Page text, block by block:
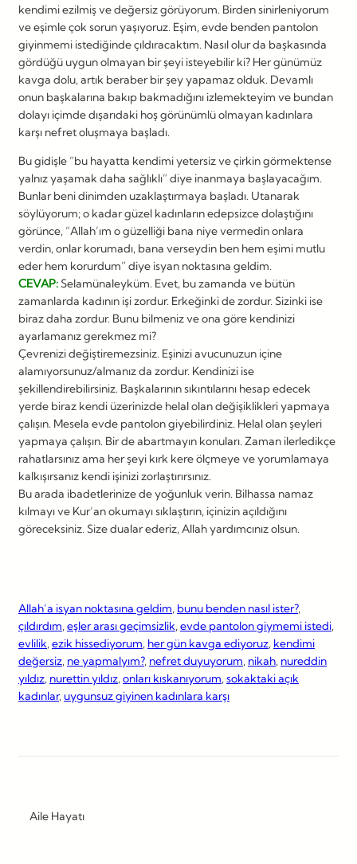
kendimi ezilmiş ve değersiz görüyorum. Birden sinirleniyorum
ve eşimle çok sorun yaşıyoruz. Eşim, evde benden pantolon
giyinmemi istediğinde çıldıracaktım. Nasıl olur da başkasında
gördüğü uygun olmayan bir şeyi isteyebilir ki? Her günümüz
kavga dolu, artık beraber bir şey yapamaz olduk. Devamlı
onun başkalarına bakıp bakmadığını izlemekteyim ve bundan
dolayı içimde dışarıdaki hoş görünümlü olmayan kadınlara
karşı nefret oluşmaya başladı.
Bu gidişle “bu hayatta kendimi yetersiz ve çirkin görmektense
yalnız yaşamak daha sağlıklı” diye inanmaya başlayacağım.
Bunlar beni dinimden uzaklaştırmaya başladı. Utanarak
söylüyorum; o kadar güzel kadınların edepsizce dolaştığını
görünce, “Allah’ım o güzelliği bana niye vermedin onlara
verdin, onlar korumadı, bana verseydin ben hem eşimi mutlu
eder hem korurdum” diye isyan noktasına geldim.
CEVAP:Selamünaleyküm. Evet, bu zamanda ve bütün
zamanlarda kadının işi zordur. Erkeğinki de zordur. Sizinki ise
biraz daha zordur. Bunu bilmeniz ve ona göre kendinizi
ayarlamanız gerekmez mi?
Çevrenizi değiştiremezsiniz. Eşinizi avucunuzun içine
alamıyorsunuz/almanız da zordur. Kendinizi ise
şekillendirebilirsiniz. Başkalarının sıkıntılarını hesap edecek
yerde biraz kendi üzerinizde helal olan değişiklikleri yapmaya
çalışın. Mesela evde pantolon giyebilirdiniz. Helal olan şeyleri
yapmaya çalışın. Bir de abartmayın konuları. Zaman ilerledikçe
rahatlarsınız ama her şeyi kırk kere ölçmeye ve yorumlamaya
kalkışırsanız kendi işinizi zorlaştırırsınız.
Bu arada ibadetlerinize de yoğunluk verin. Bilhassa namaz
kılmayı ve Kur’an okumayı sıklaştırın, içinizin açıldığını
göreceksiniz. Size dualar ederiz, Allah yardımcınız olsun.
Allah’a isyan noktasına geldim, bunu benden nasıl ister?
çıldırdım, eşler arası geçimsizlik, evde pantolon giymemi istedi
evlilik, ezik hissediyorum, her gün kavga ediyoruz, kendimi
değersiz, ne yapmalyım?, nefret duyuyorum, nikah, nureddin
yıldız, nurettin yıldız, onları kıskanıyorum, sokaktaki açık
kadınlar, uygunsuz giyinen kadınlara karşı
Aile Hayatı